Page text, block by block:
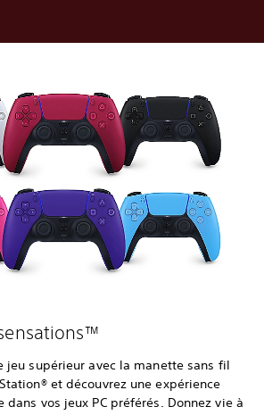
jeu supérieur avec la manette sans fil
et découvrez une expérience
vos jeux PC préférés. Donnez vie à